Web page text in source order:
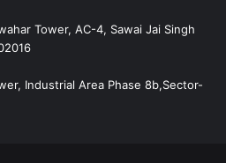
Tower, AC-4, Sawai Jai Singh
Industrial Area Phase 8b,Sector-